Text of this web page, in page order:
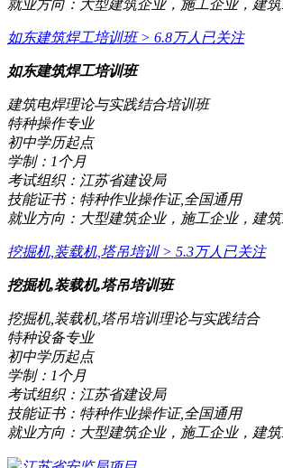
就业方向： 大型建筑企业，施工企业，建
如东建筑焊工培训班> 6.8万人已关注
如东建筑焊工培训班
建筑电焊理论与实践结合培训班
特种操作专业
初中学历起点
学制： 1个月
考试组织： 江苏省建设局
技能证书： 特种作业操作证,全国通用
就业方向： 大型建筑企业，施工企业，建
挖掘机,装载机,塔吊培训> 5.3万人已关注
挖掘机,装载机,塔吊培训班
挖掘机,装载机,塔吊培训理论与实践结合
特种设备专业
初中学历起点
学制： 1个月
考试组织： 江苏省建设局
技能证书： 特种作业操作证,全国通用
就业方向： 大型建筑企业，施工企业，建